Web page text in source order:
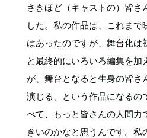
さきほど（キャストの）皆さ
した。私の作品は、これまで
はあったのですが、舞台化は
と最終的にいろいろ編集を加
が、舞台となると生身の皆さ
演じる、という作品になるの
べて、もっと皆さんの人間力
きいのかなと思うんです。私